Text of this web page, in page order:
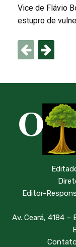
Vice de Flávio
estupro de
Editor-
Av. Ceará, 4184